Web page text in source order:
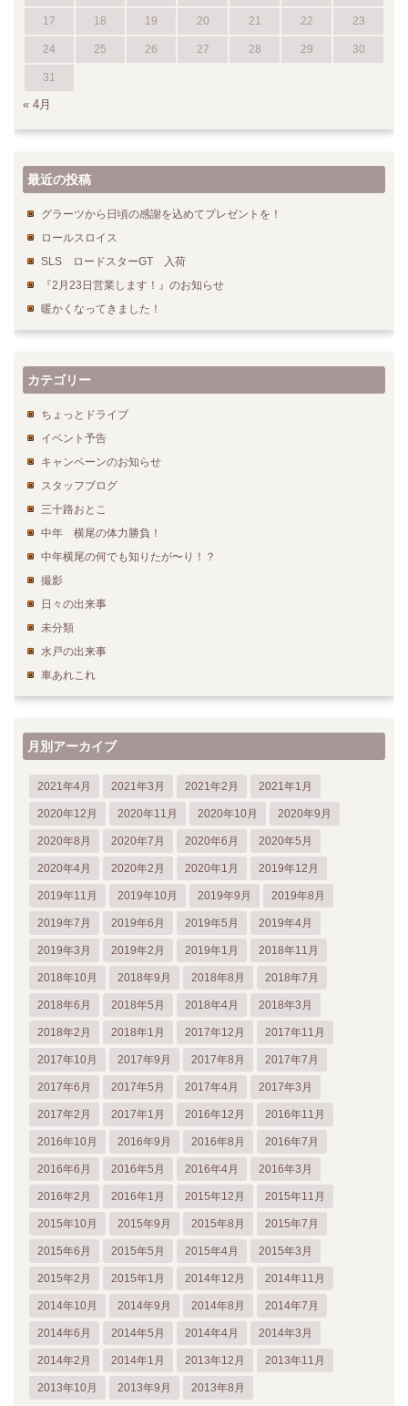
17 18 19 20 21 22 23
24 25 26 27 28 29 30
31
« 4月
最近の投稿
グラーツから日頃の感謝を込めてプレゼントを！
ロールスロイス
SLS ロードスターGT 入荷
『2月23日営業します！』のお知らせ
暖かくなってきました！
カテゴリー
ちょっとドライブ
イベント予告
キャンペーンのお知らせ
スタッフブログ
三十路おとこ
中年 横尾の体力勝負！
中年横尾の何でも知りたが〜り！？
撮影
日々の出来事
未分類
水戸の出来事
車あれこれ
月別アーカイブ
2021年4月 2021年3月 2021年2月 2021年1月
2020年12月 2020年11月 2020年10月 2020年9月
2020年8月 2020年7月 2020年6月 2020年5月
2020年4月 2020年2月 2020年1月 2019年12月
2019年11月 2019年10月 2019年9月 2019年8月
2019年7月 2019年6月 2019年5月 2019年4月
2019年3月 2019年2月 2019年1月 2018年11月
2018年10月 2018年9月 2018年8月 2018年7月
2018年6月 2018年5月 2018年4月 2018年3月
2018年2月 2018年1月 2017年12月 2017年11月
2017年10月 2017年9月 2017年8月 2017年7月
2017年6月 2017年5月 2017年4月 2017年3月
2017年2月 2017年1月 2016年12月 2016年11月
2016年10月 2016年9月 2016年8月 2016年7月
2016年6月 2016年5月 2016年4月 2016年3月
2016年2月 2016年1月 2015年12月 2015年11月
2015年10月 2015年9月 2015年8月 2015年7月
2015年6月 2015年5月 2015年4月 2015年3月
2015年2月 2015年1月 2014年12月 2014年11月
2014年10月 2014年9月 2014年8月 2014年7月
2014年6月 2014年5月 2014年4月 2014年3月
2014年2月 2014年1月 2013年12月 2013年11月
2013年10月 2013年9月 2013年8月